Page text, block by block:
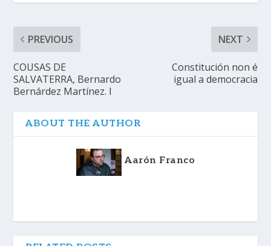
PREVIOUS
COUSAS DE
SALVATERRA, Bernardo
Bernárdez Martínez. I
NEXT
Constitución non é
igual a democracia
ABOUT THE AUTHOR
Aarón Franco